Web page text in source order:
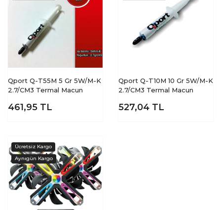
Qport Q-T55M 5 Gr 5W/M-K
2.7/CM3 Termal Macun
461,95 TL
Qport Q-T10M 10 Gr 5W/M-K
2.7/CM3 Termal Macun
527,04 TL